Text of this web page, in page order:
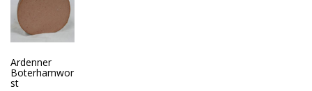
Ardenner
Boterhamwor
st